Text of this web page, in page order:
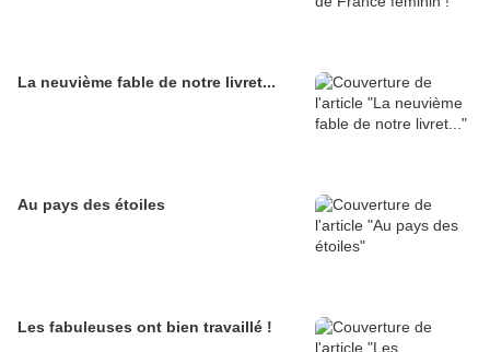
La neuvième fable de notre livret...
Au pays des étoiles
Les fabuleuses ont bien travaillé !